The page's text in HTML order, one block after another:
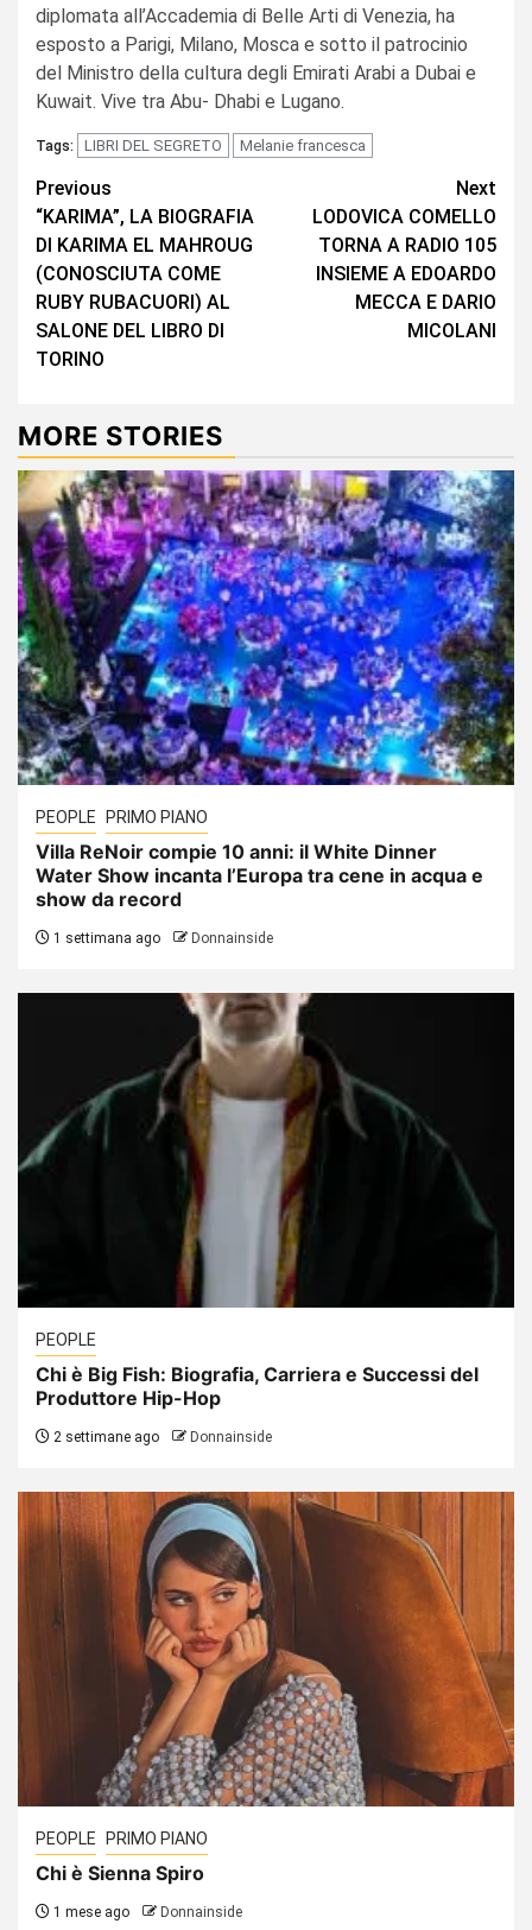
diplomata all’Accademia di Belle Arti di Venezia, ha
esposto a Parigi, Milano, Mosca e sotto il patrocinio
del Ministro della cultura degli Emirati Arabi a Dubai e
Kuwait. Vive tra Abu- Dhabi e Lugano.
Tags: LIBRI DEL SEGRETO Melanie francesca
Continue
Reading
Previous
“KARIMA”, LA BIOGRAFIA
DI KARIMA EL MAHROUG
(CONOSCIUTA COME
RUBY RUBACUORI) AL
SALONE DEL LIBRO DI
TORINO
Next
LODOVICA COMELLO
TORNA A RADIO 105
INSIEME A EDOARDO
MECCA E DARIO
MICOLANI
MORE STORIES
PEOPLE PRIMO PIANO
Villa ReNoir compie 10 anni: il White Dinner
Water Show incanta l’Europa tra cene in acqua e
show da record
1 settimana ago Donnainside
PEOPLE
Chi è Big Fish: Biografia, Carriera e Successi del
Produttore Hip-Hop
2 settimane ago Donnainside
PEOPLE PRIMO PIANO
Chi è Sienna Spiro
1 mese ago Donnainside